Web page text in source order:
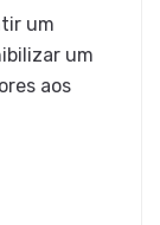
um
um
aos